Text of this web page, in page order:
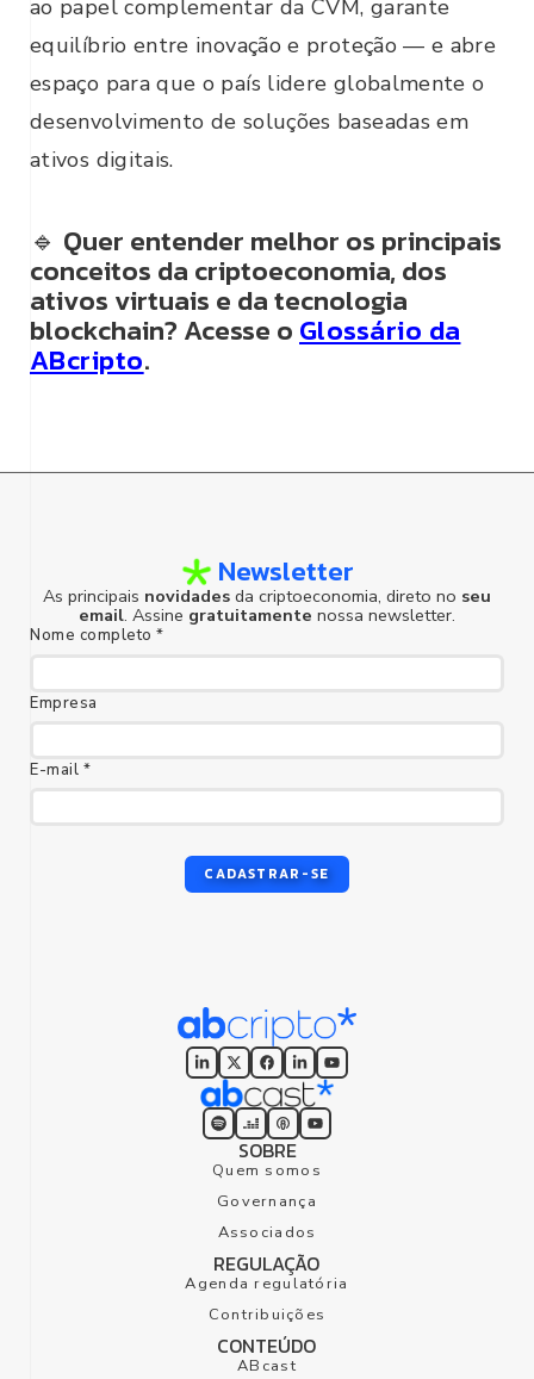
ao papel complementar da CVM, garante
equilíbrio entre inovação e proteção — e abre
espaço para que o país lidere globalmente o
desenvolvimento de soluções baseadas em
ativos digitais.
🔹 Quer entender melhor os principais
conceitos da criptoeconomia, dos
ativos virtuais e da tecnologia
blockchain? Acesse o Glossário da
ABcripto.
Newsletter
As principais novidades da criptoeconomia, direto no seu
email. Assine gratuitamente nossa newsletter.
Nome completo *
Empresa
E-mail *
CADASTRAR-SE
SOBRE
Quem somos
Governança
Associados
REGULAÇÃO
Agenda regulatória
Contribuições
CONTEÚDO
ABcast